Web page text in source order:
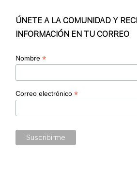
ÚNETE A LA COMUNIDAD Y
INFORMACIÓN EN TU CORREO
Nombre*
Correo electrónico*